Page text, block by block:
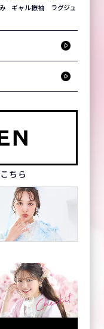
ギャル振袖 ラグジュ
ちら